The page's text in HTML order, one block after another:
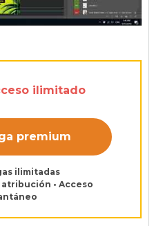
ilimitado
premium
ilimitadas
• Acceso